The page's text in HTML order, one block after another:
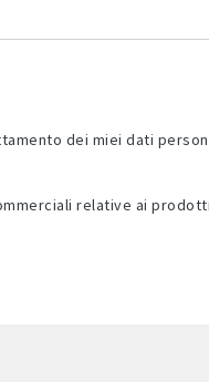
dei miei dati
relative ai